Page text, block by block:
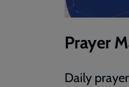
Prayer
Daily